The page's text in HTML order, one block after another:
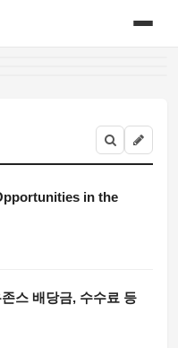
in the
스 배당금, 수수료 등